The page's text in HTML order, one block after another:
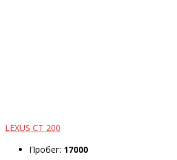
LEXUS CT 200
Пробег: 17000